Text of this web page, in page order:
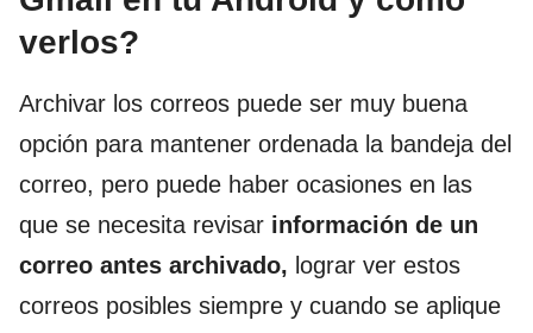
verlos?
Archivar los correos puede ser muy buena
opción para mantener ordenada la bandeja del
correo, pero puede haber ocasiones en las
que se necesita revisar información de un
correo antes archivado, lograr ver estos
correos posibles siempre y cuando se aplique